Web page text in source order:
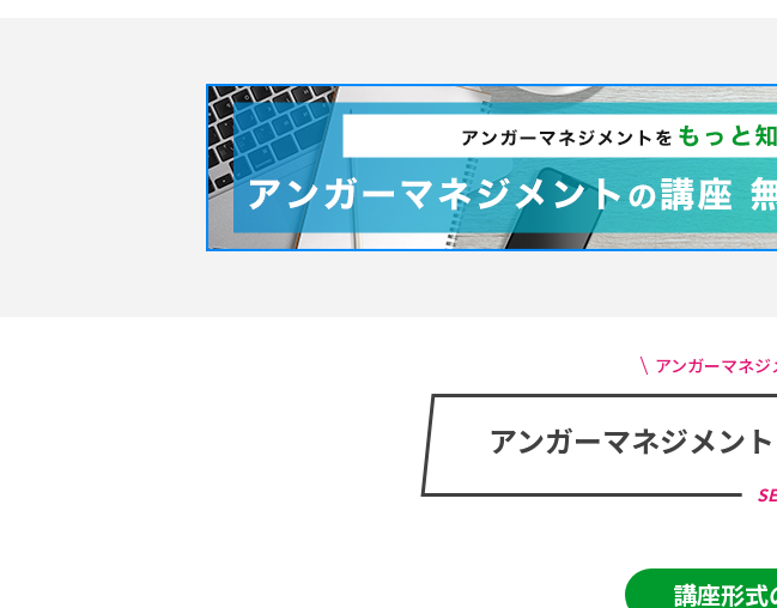
アンガーマネ
アンガーマネジメント
講座形式